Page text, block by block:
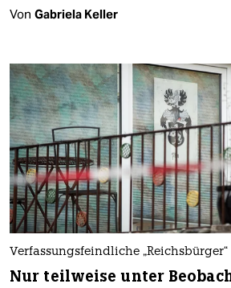
Von Gabriela Keller
Verfassungsfeindliche „Reichsbürger“
Nur teilweise unter